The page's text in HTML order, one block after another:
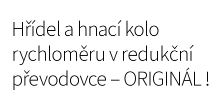
Hřídel a hnací kolo
rychloměru v redukční
převodovce – ORIGINÁL !